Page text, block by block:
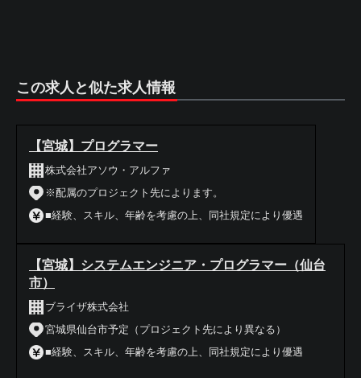
この求人と似た求人情報
【宮城】プログラマー
株式会社アソウ・アルファ
※配属のプロジェクト先によります。
■経験、スキル、年齢を考慮の上、同社規定により優遇
【宮城】システムエンジニア・プログラマー（仙台
市）
ブライザ株式会社
宮城県仙台市予定（プロジェクト先により異なる）
■経験、スキル、年齢を考慮の上、同社規定により優遇